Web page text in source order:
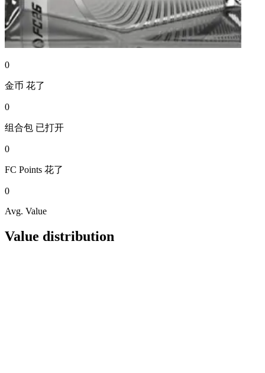
0
金币 花了
0
组合包 已打开
0
FC Points 花了
0
Avg. Value
Value distribution